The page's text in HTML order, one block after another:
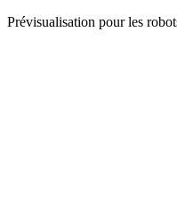
Prévisualisation pour les